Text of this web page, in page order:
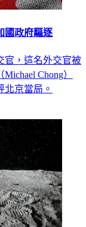
國政府驅逐
官，這名外交官被
Chong）
京當局。